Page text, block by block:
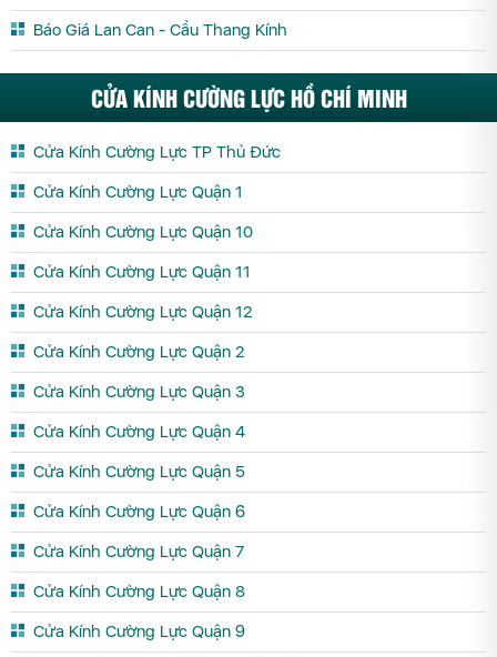
Báo Giá Lan Can - Cầu Thang Kính
CỬA KÍNH CƯỜNG LỰC HỒ CHÍ MINH
Cửa Kính Cường Lực TP Thủ Đức
Cửa Kính Cường Lực Quận 1
Cửa Kính Cường Lực Quận 10
Cửa Kính Cường Lực Quận 11
Cửa Kính Cường Lực Quận 12
Cửa Kính Cường Lực Quận 2
Cửa Kính Cường Lực Quận 3
Cửa Kính Cường Lực Quận 4
Cửa Kính Cường Lực Quận 5
Cửa Kính Cường Lực Quận 6
Cửa Kính Cường Lực Quận 7
Cửa Kính Cường Lực Quận 8
Cửa Kính Cường Lực Quận 9